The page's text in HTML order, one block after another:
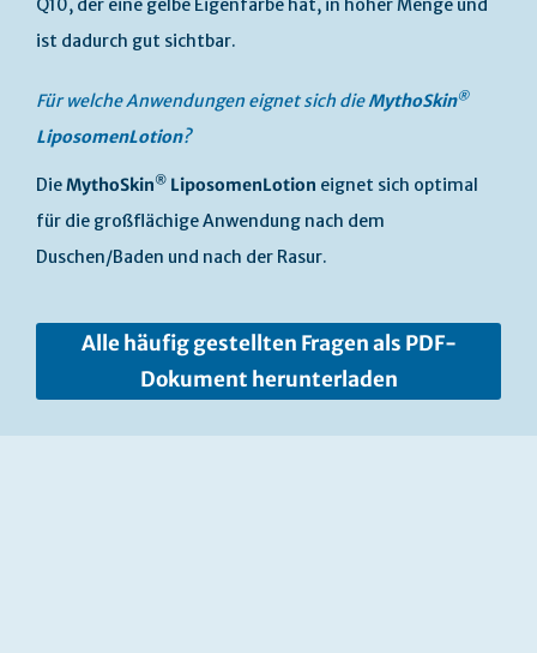
Q10, der eine gelbe Eigenfarbe hat, in hoher Menge und
ist dadurch gut sichtbar.
Für welche Anwendungen eignet sich dieMythoSkin®
LiposomenLotion?
DieMythoSkin® LiposomenLotion eignet sich optimal
für die großflächige Anwendung nach dem
Duschen/Baden und nach der Rasur.
Alle häufig gestellten Fragen als PDF-
Dokument herunterladen